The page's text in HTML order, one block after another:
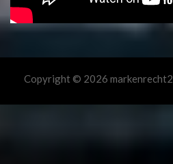
Copyright © 2026